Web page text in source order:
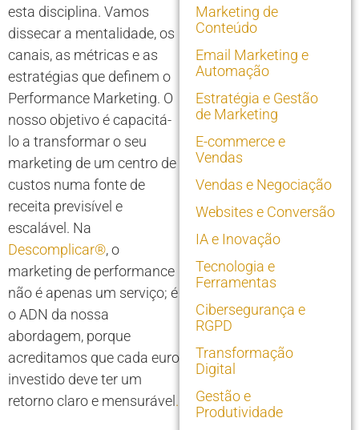
esta disciplina. Vamos
dissecar a mentalidade, os
canais, as métricas e as
estratégias que definem o
Performance Marketing. O
nosso objetivo é capacitá-
lo a transformar o seu
marketing de um centro de
custos numa fonte de
receita previsível e
escalável. Na
Descomplicar®, o
marketing de performance
não é apenas um serviço; é
o ADN da nossa
abordagem, porque
acreditamos que cada euro
investido deve ter um
retorno claro e mensurável .
Marketing de
Conteúdo
Email Marketing e
Automação
Estratégia e Gestão
de Marketing
E-commerce e
Vendas
Vendas e Negociação
Websites e Conversão
IA e Inovação
Tecnologia e
Ferramentas
Cibersegurança e
RGPD
Transformação
Digital
Gestão e
Produtividade